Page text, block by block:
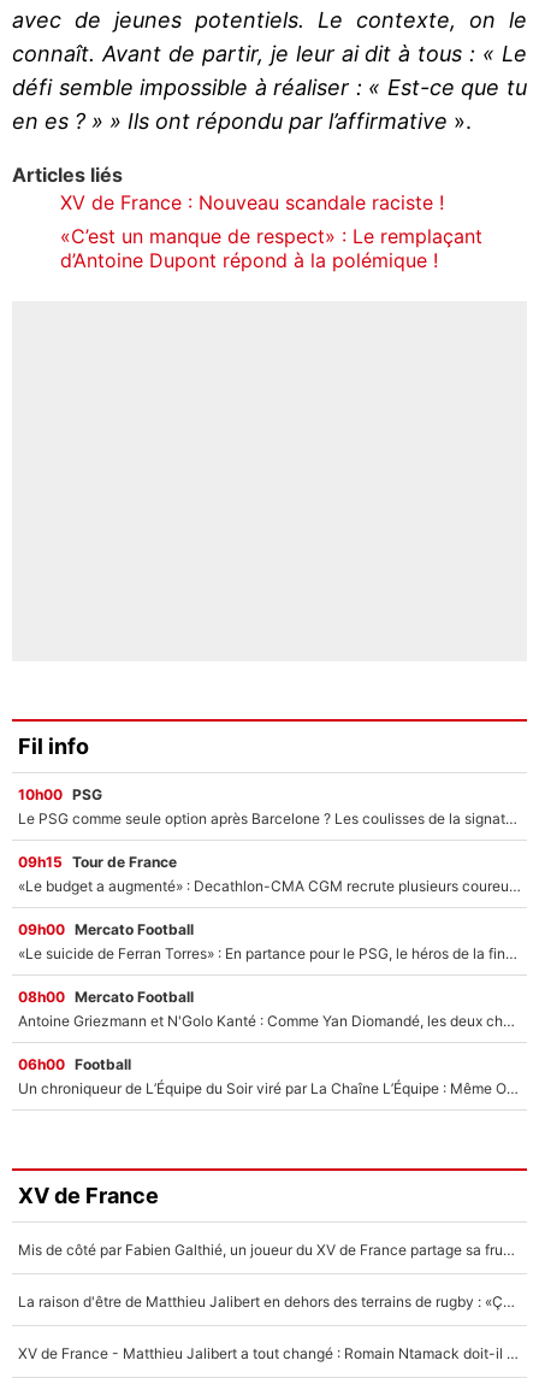
avec de jeunes potentiels. Le contexte, on le
connaît. Avant de partir, je leur ai dit à tous : « Le
défi semble impossible à réaliser : « Est-ce que tu
en es ? » » Ils ont répondu par l’affirmative ».
Articles liés
XV de France : Nouveau scandale raciste !
«C’est un manque de respect» : Le remplaçant
d’Antoine Dupont répond à la polémique !
Fil info
10h00 PSG
Le PSG comme seule option après Barcelone ? Les coulisses de la signature historique de Lionel Messi sont révélées au grand jour !
09h15 Tour de France
«Le budget a augmenté» : Decathlon-CMA CGM recrute plusieurs coureurs pour offrir à Paul Seixas une équipe pour gagner le Tour de France 2027
09h00 Mercato Football
«Le suicide de Ferran Torres» : En partance pour le PSG, le héros de la finale de la Coupe du monde s'attire les foudres de la presse espagnole !
08h00 Mercato Football
Antoine Griezmann et N'Golo Kanté : Comme Yan Diomandé, les deux champions du monde ont refusé de signer au PSG !
06h00 Football
Un chroniqueur de L’Équipe du Soir viré par La Chaîne L’Équipe : Même Olivier Ménard n’avait pas pu empêcher son départ, «je l’ai appris sur Twitter, je l’ai vécu assez mal»
XV de France
Mis de côté par Fabien Galthié, un joueur du XV de France partage sa frustration : «ils ne me l’ont pas dit tout de suite»
La raison d'être de Matthieu Jalibert en dehors des terrains de rugby : «Ça m'atteint autant que si tu touches à un membre de ma famille»
XV de France - Matthieu Jalibert a tout changé : Romain Ntamack doit-il s’inquiéter pour sa place à un an de la Coupe du monde ?